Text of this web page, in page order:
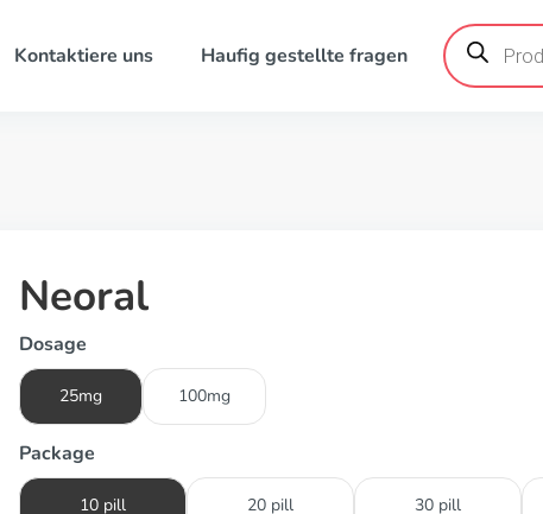
Kontaktiere uns Haufig gestellte fragen
Products
search
Neoral
Dosage
25mg 100mg
Package
10 pill 20 pill 30 pill